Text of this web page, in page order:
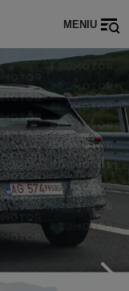
MENIU